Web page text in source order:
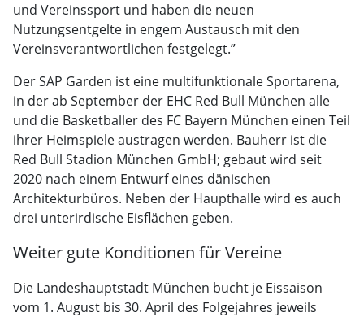
und Vereinssport und haben die neuen
Nutzungsentgelte in engem Austausch mit den
Vereinsverantwortlichen festgelegt.”
Der SAP Garden ist eine multifunktionale Sportarena,
in der ab September der EHC Red Bull München alle
und die Basketballer des FC Bayern München einen Teil
ihrer Heimspiele austragen werden. Bauherr ist die
Red Bull Stadion München GmbH; gebaut wird seit
2020 nach einem Entwurf eines dänischen
Architekturbüros. Neben der Haupthalle wird es auch
drei unterirdische Eisflächen geben.
Weiter gute Konditionen für Vereine
Die Landeshauptstadt München bucht je Eissaison
vom 1. August bis 30. April des Folgejahres jeweils